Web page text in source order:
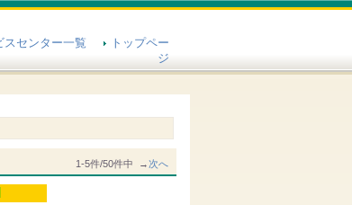
スセンター一覧
トップペー
ジ
1-5件/50件中 →次へ